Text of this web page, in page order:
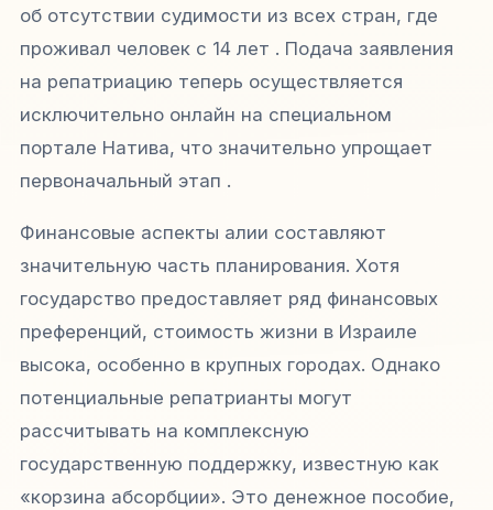
об отсутствии судимости из всех стран, где
проживал человек с 14 лет . Подача заявления
на репатриацию теперь осуществляется
исключительно онлайн на специальном
портале Натива, что значительно упрощает
первоначальный этап .
Финансовые аспекты алии составляют
значительную часть планирования. Хотя
государство предоставляет ряд финансовых
преференций, стоимость жизни в Израиле
высока, особенно в крупных городах. Однако
потенциальные репатрианты могут
рассчитывать на комплексную
государственную поддержку, известную как
«корзина абсорбции». Это денежное пособие,